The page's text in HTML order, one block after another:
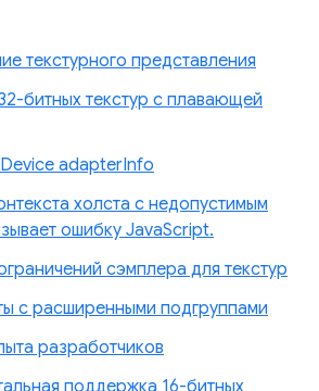
текстурного представления
битных текстур с плавающей
adapterInfo
холста с недопустимым
ошибку JavaScript.
сэмплера для текстур
с расширенными подгруппами
разработчиков
поддержка 16-битных